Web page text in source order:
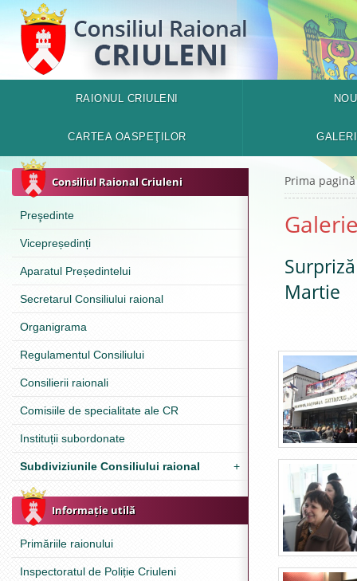
RAIONUL CRIULENI
CARTEA OASPEŢILOR
Consiliul Raional Criuleni
Preşedinte
Vicepreședinți
Aparatul Președintelui
Secretarul Consiliului raional
Organigrama
Regulamentul Consiliului
Consilierii raionali
Comisiile de specialitate ale CR
Instituții subordonate
Subdiviziunile Consiliului raional +
Informație utilă
Primăriile raionului
Inspectoratul de Poliție Criuleni
Prima pagină
Martie